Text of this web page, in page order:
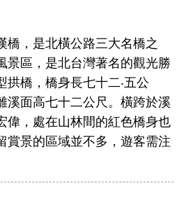
橋，是北橫公路三大名橋之
景區，是北台灣著名的觀光勝
拱橋，橋身長七十二‧五公
溪面高七十二公尺。橫跨於溪
偉，處在山林間的紅色橋身也
賞景的區域並不多，遊客需注